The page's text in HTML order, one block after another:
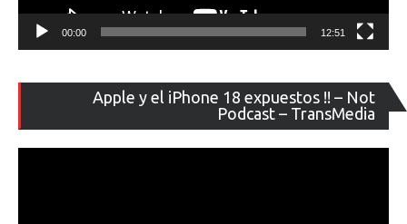
00:00 12:51
Apple y el iPhone 18 expuestos !! – Not
Podcast – TransMedia
de